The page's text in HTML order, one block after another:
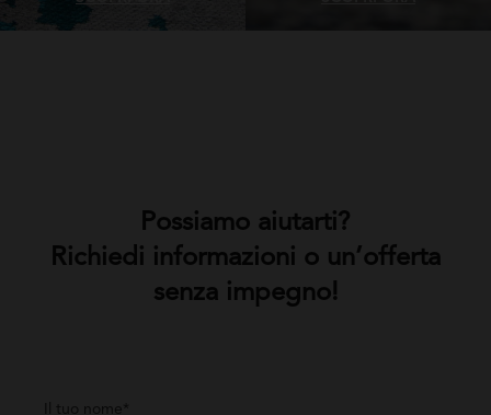
Possiamo aiutarti?
Richiedi informazioni o un’offerta
senza impegno!
Il tuo nome*